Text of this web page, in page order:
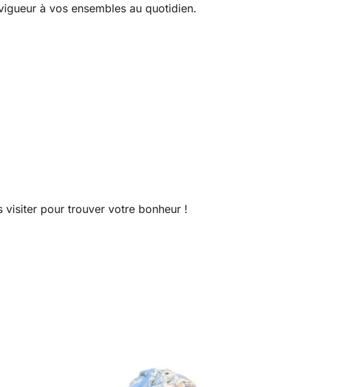
à vos ensembles au quotidien.
visiter pour trouver votre bonheur !